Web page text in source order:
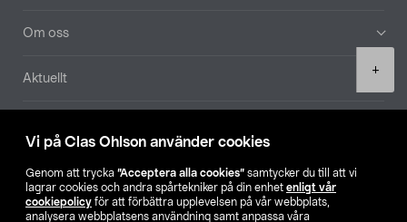
Vi på Clas Ohlson använder cookies
Genom att trycka ”Acceptera alla cookies” samtycker du till att vi
lagrar cookies och andra spårtekniker på din enhet enligt vår
cookiepolicy för att förbättra upplevelsen på vår webbplats,
analysera webbplatsens användning samt anpassa våra
+
Om oss
Aktuellt
Hitta butik
SE NO FI